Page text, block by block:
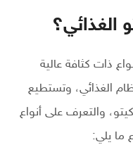
الغذائي؟
ذات كثافة عالية
الغذائي، وتستطيع
والتعرف على أنواع
ما يلي: